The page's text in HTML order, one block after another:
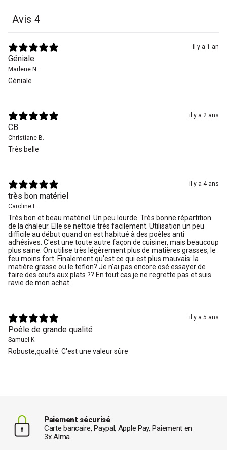
Avis 4
il y a 1 an
Géniale
Marlene N.
Géniale
il y a 2 ans
CB
Christiane B.
Très belle
il y a 4 ans
très bon matériel
Caroline L.
Très bon et beau matériel. Un peu lourde. Très bonne répartition
de la chaleur. Elle se nettoie très facilement. Utilisation un peu
difficile au début quand on est habitué à des poêles anti
adhésives. C'est une toute autre façon de cuisiner, mais beaucoup
plus saine. On utilise très légèrement plus de matières grasses, le
feu moins fort. Finalement qu'est ce qui est plus mauvais: la
matière grasse ou le teflon? Je n'ai pas encore osé essayer de
faire des œufs aux plats ?? En tout cas je ne regrette pas et suis
ravie de mon achat.
il y a 5 ans
Poêle de grande qualité
Samuel K.
Robuste,qualité. C'est une valeur sûre
Paiement sécurisé
Carte bancaire, Paypal, Apple Pay, Paiement en
3x Alma